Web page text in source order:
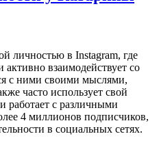
личностью в Instagram, где
взаимодействует со
с ними своими мыслями,
часто использует свой
работает с различными
4 миллионов подписчиков,
в социальных сетях.